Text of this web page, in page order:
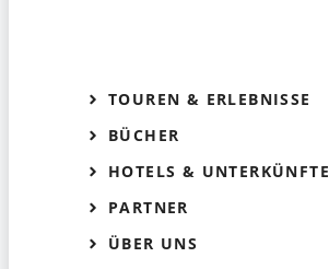
TOUREN & ERLEBNISSE
BÜCHER
HOTELS & UNTERKÜNFTE
PARTNER
ÜBER UNS